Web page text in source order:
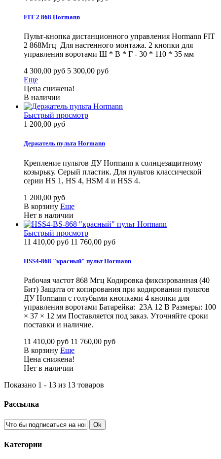
FIT 2 868 Hormann
Пульт-кнопка дистанционного управления Hormann FIT
2 868Мгц Для настенного монтажа. 2 кнопки для
управления воротами Ш * В * Г - 30 * 110 * 35 мм
4 300,00 руб 5 300,00 руб
Еще
Цена снижена!
В наличии
Быстрый просмотр
1 200,00 руб
Держатель пульта Hormann
Крепление пультов ДУ Hormann к солнцезащитному
козырьку. Серый пластик. Для пультов классической
серии HS 1, HS 4, HSM 4 и HSS 4.
1 200,00 руб
В корзину Еще
Нет в наличии
Быстрый просмотр
11 410,00 руб 11 760,00 руб
HSS4-868 "красный" пульт Hormann
Рабочая частот 868 Мгц Кодировка фиксированная (40
Бит) Защита от копирования при кодировании пультов
ДУ Hormann с голубыми кнопками 4 кнопки для
управления воротами Батарейка: 23A 12 В Размеры: 100
× 37 × 12 мм Поставляется под заказ. Уточняйте сроки
поставки и наличие.
11 410,00 руб 11 760,00 руб
В корзину Еще
Цена снижена!
Нет в наличии
Показано 1 - 13 из 13 товаров
Рассылка
Ok
Категории